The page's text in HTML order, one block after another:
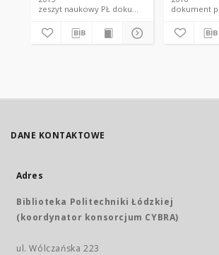
zeszyt naukowy PŁ dokument piśmienniczy
DANE KONTAKTOWE
Adres
Biblioteka Politechniki Łódzkiej
(koordynator konsorcjum CYBRA)
ul. Wólczańska 223